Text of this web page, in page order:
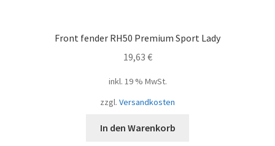
Front fender RH50 Premium Sport Lady
19,63 €
inkl. 19 % MwSt.
zzgl. Versandkosten
In den Warenkorb